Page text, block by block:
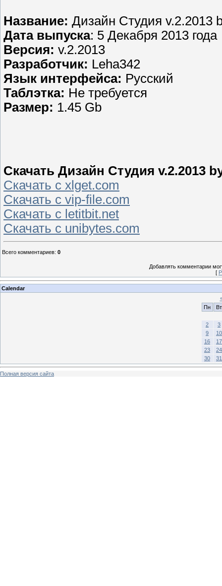
Название: Дизайн Студия v.2.2013
Дата выпуска: 5 Декабря 2013 года
Версия: v.2.2013
Разработчик: Leha342
Язык интерфейса: Русский
Таблэтка: Не требуется
Размер: 1.45 Gb
Скачать Дизайн Студия v.2.2013
Скачать с xlget.com
Скачать с vip-file.com
Скачать с letitbit.net
Скачать с unibytes.com
Всего комментариев: 0
Добавлять комментарии
[
Calendar
Пн
Вт
2
3
9
10
16
17
23
24
30
31
Полная версия сайта